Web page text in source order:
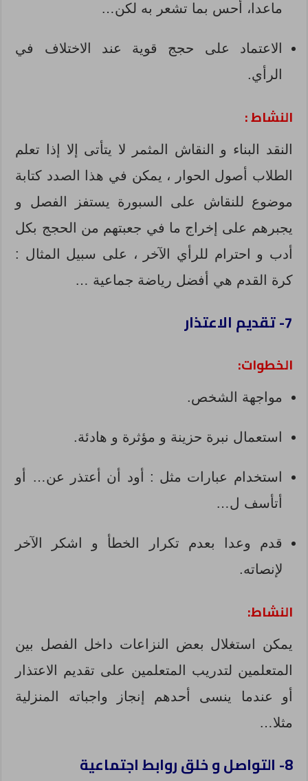
ماعدا، أحس بما تشعر به لكن…
الاعتماد على حجج قوية عند الاختلاف في
الرأي.
النشاط :
النقد البناء و النقاش المثمر لا يتأتى إلا إذا تعلم
الطلاب أصول الحوار ، يمكن في هذا الصدد كتابة
موضوع للنقاش على السبورة يستفز الفصل و
يجبرهم على إخراج ما في جعبتهم من الحجج بكل
أدب و احترام للرأي الآخر ، على سبيل المثال :
كرة القدم هي أفضل رياضة جماعية …
7- تقديم الاعتذار
الخطوات:
مواجهة الشخص.
استعمال نبرة حزينة و مؤثرة و هادئة.
استخدام عبارات مثل : أود أن أعتذر عن… أو
أتأسف ل…
قدم وعدا بعدم تكرار الخطأ و اشكر الآخر
لإنصاته.
النشاط:
يمكن استغلال بعض النزاعات داخل الفصل بين
المتعلمين لتدريب المتعلمين على تقديم الاعتذار
أو عندما ينسى أحدهم إنجاز واجباته المنزلية
مثلا…
8- التواصل و خلق روابط اجتماعية